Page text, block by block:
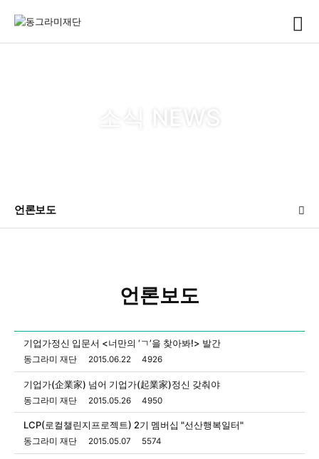
소식 NEWS
언론보도
언론보도
기업가정신 입문서 <너만의 ‘ㄱ’을 찾아봐!> 발간
동그라미 재단 2015.06.22 4926
기업가(企業家) 넘어 기업가(起業家)정신 갖춰야
동그라미 재단 2015.05.26 4950
LCP(로컬챌린지프로젝트) 2기 멤버십 "선산행복일터"
동그라미 재단 2015.05.07 5574